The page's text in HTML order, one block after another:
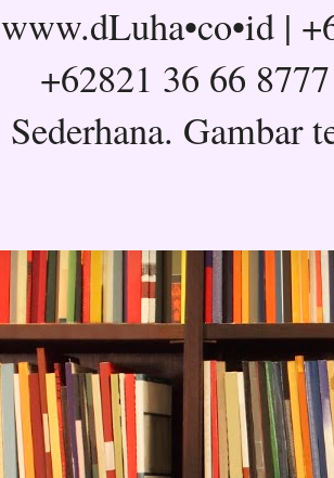
www.dLuha•co•id |
+62821 36 66
Sederhana. Gambar